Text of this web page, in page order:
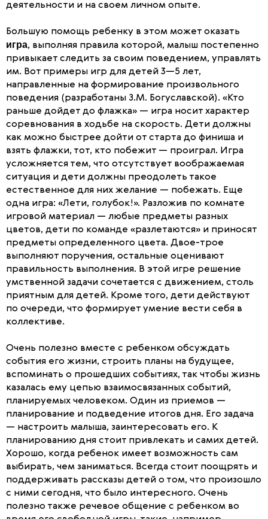
деятельности и на своем личном опыте.
Большую помощь ребенку в этом может оказать
игра, выполняя правила которой, малыш постепенно
привыкает следить за своим поведением, управлять
им. Вот примеры игр для детей 3—5 лет,
направленные на формирование произвольного
поведения (разработаны З.М. Богуславской). «Кто
раньше дойдет до флажка» — игра носит характер
соревнования в ходьбе на скорость. Дети должны
как можно быстрее дойти от старта до финиша и
взять флажки, тот, кто побежит — проиграл. Игра
усложняется тем, что отсутствует воображаемая
ситуация и дети должны преодолеть такое
естественное для них желание — побежать. Еще
одна игра: «Лети, голубок!». Разложив по комнате
игровой материал — любые предметы разных
цветов, дети по команде «разлетаются» и приносят
предметы определенного цвета. Двое-трое
выполняют поручения, остальные оценивают
правильность выполнения. В этой игре решение
умственной задачи сочетается с движением, столь
приятным для детей. Кроме того, дети действуют
по очереди, что формирует умение вести себя в
коллективе.
Очень полезно вместе с ребенком обсуждать
события его жизни, строить планы на будущее,
вспоминать о прошедших событиях, так чтобы жизнь
казалась ему цепью взаимосвязанных событий,
планируемых человеком. Один из приемов —
планирование и подведение итогов дня. Его задача
— настроить малыша, заинтересовать его. К
планированию дня стоит привлекать и самих детей.
Хорошо, когда ребенок имеет возможность сам
выбирать, чем заниматься. Всегда стоит поощрять и
поддерживать рассказы детей о том, что произошло
с ними сегодня, что было интересного. Очень
полезно также речевое общение с ребенком во